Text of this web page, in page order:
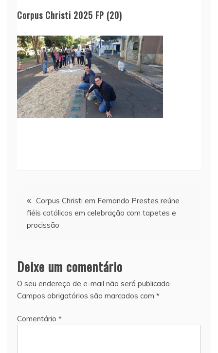
Corpus Christi 2025 FP (20)
Navegação
de
Corpus Christi em Fernando Prestes reúne
fiéis católicos em celebração com tapetes e
procissão
Deixe um comentário
O seu endereço de e-mail não será publicado.
Campos obrigatórios são marcados com *
Comentário *